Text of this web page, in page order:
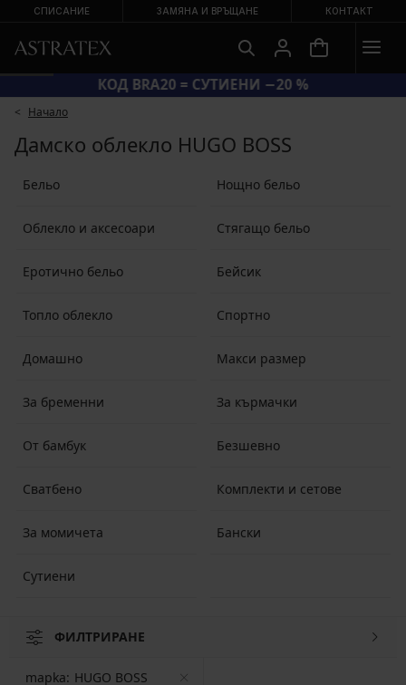
СПИСАНИЕ ЗАМЯНА И ВРЪЩАНЕ КОНТАКТ
КОД BRA20 = СУТИЕНИ −20 %
Начало
Дамско облекло HUGO BOSS
Бельо Нощно бельо
Облекло и аксесоари Стягащо бельо
Еротично бельо Бейсик
Топло облекло Спортно
Домашно Макси размер
За бременни За кърмачки
От бамбук Безшевно
Сватбено Комплекти и сетове
За момичета Бански
Сутиени
ФИЛТРИРАНЕ
mapka: HUGO BOSS